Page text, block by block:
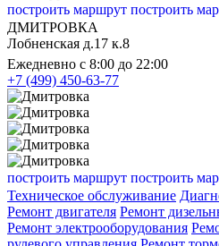
построить маршрут построить
ДМИТРОВКА
Лобненская д.17 к.8
Ежедневно с 8:00 до 22:00
+7 (499) 450-63-77
построить маршрут построить
Техническое обслуживание
Ремонт двигателя Ремонт
Ремонт электрооборудования